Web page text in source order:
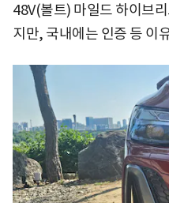
48V(볼트) 마일드 하이브
지만, 국내에는 인증 등 이